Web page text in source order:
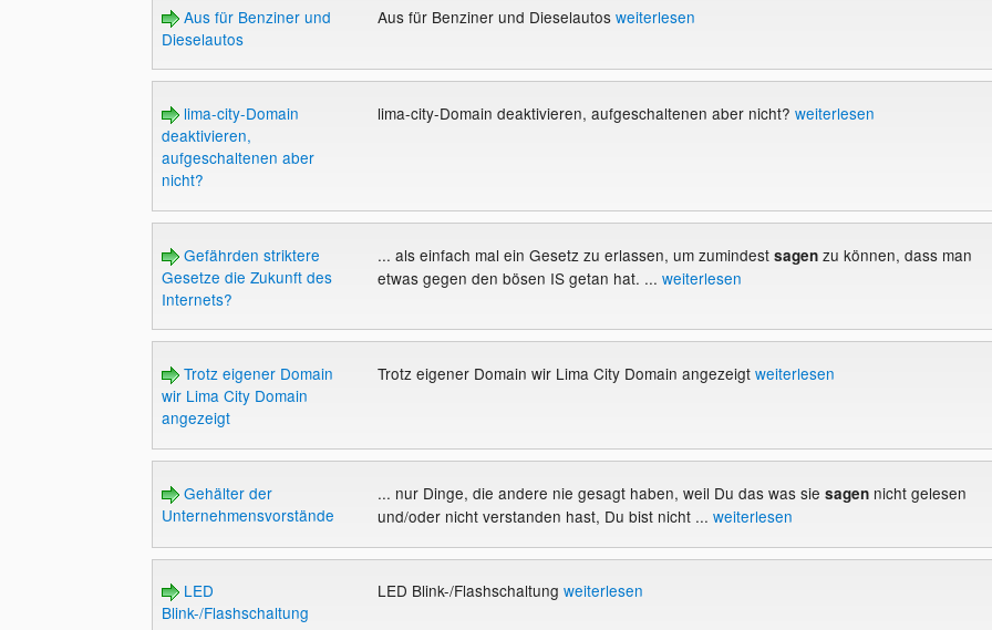
Aus für Benziner und
Dieselautos
Aus für Benziner und Dieselautos weiterlesen
lima-city-Domain
deaktivieren,
aufgeschaltenen aber
nicht?
lima-city-Domain deaktivieren, aufgeschaltenen aber nicht? weiterlesen
Gefährden striktere
Gesetze die Zukunft des
Internets?
... als einfach mal ein Gesetz zu erlassen, um zumindestsagenzu können, dass man
etwas gegen den bösen IS getan hat. ... weiterlesen
Trotz eigener Domain
wir Lima City Domain
angezeigt
Trotz eigener Domain wir Lima City Domain angezeigt weiterlesen
Gehälter der
Unternehmensvorstände
... nur Dinge, die andere nie gesagt haben, weil Du das was sie sagennicht gelesen
und/oder nicht verstanden hast, Du bist nicht ... weiterlesen
LED
Blink-/Flashschaltung
LED Blink-/Flashschaltung weiterlesen